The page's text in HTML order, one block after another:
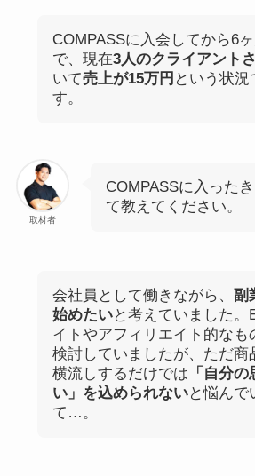
COMPASSに入会してから6ヶ
で、現在3人のクライアント
いて売上が15万円 という状況
す。
取材者
COMPASSに入った
て教えてください。
会社員として働きながら、 副
始めたいと考えていました。
イトやアフィリエイト的なも
検討していましたが、ただ商
横流しするだけでは 「自分の
い」を込められないと悩んで
て…。